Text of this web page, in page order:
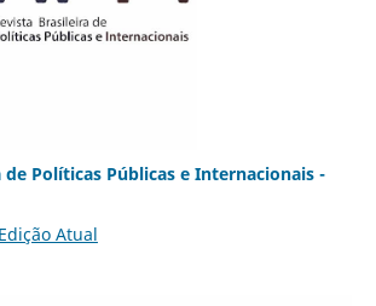
de Políticas Públicas e Internacionais -
Edição Atual